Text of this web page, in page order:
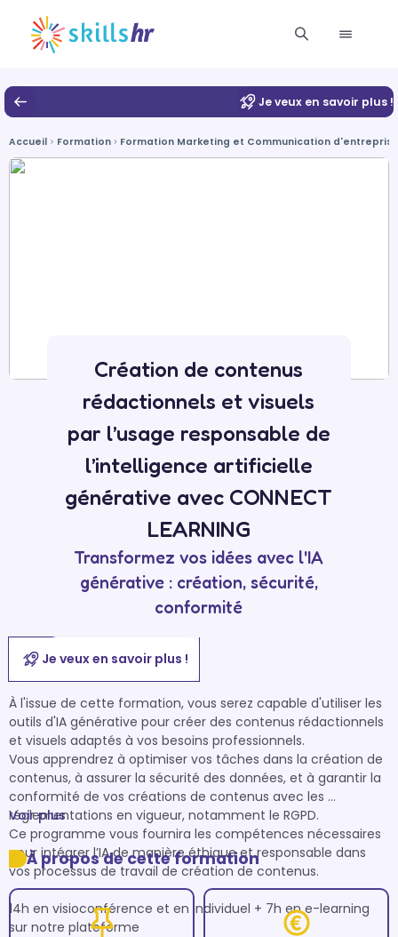
Je veux en savoir plus !
Accueil Formation Formation Marketing et Communication d'entreprise
Création de contenus
rédactionnels et visuels
par l’usage responsable de
l’intelligence artificielle
générative avec CONNECT
LEARNING
Transformez vos idées avec l'IA
générative : création, sécurité,
conformité
Je veux en savoir plus !
À l'issue de cette formation, vous serez capable d'utiliser les
outils d'IA générative pour créer des contenus rédactionnels
et visuels adaptés à vos besoins professionnels.
Vous apprendrez à optimiser vos tâches dans la création de
contenus, à assurer la sécurité des données, et à garantir la
conformité de vos créations de contenus avec les
réglementations en vigueur, notamment le RGPD.
Ce programme vous fournira les compétences nécessaires
pour intégrer l’IA de manière éthique et responsable dans
vos processus de travail de création de contenus.
14h en visioconférence et en individuel + 7h en e-learning
sur notre plateforme
Voir plus
À propos de cette formation